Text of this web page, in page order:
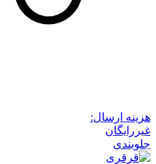
هزینه ارسال:
غیررایگان
جلوبندی